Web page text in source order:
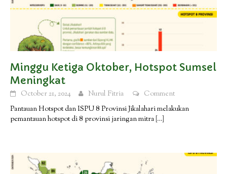
Minggu Ketiga Oktober, Hotspot Sumsel
Meningkat
October 21, 2024 Nurul Fitria
Comment
Pantauan Hotspot dan ISPU 8 Provinsi Jikalahari melakukan
pemantauan hotspot di 8 provinsi jaringan mitra […]